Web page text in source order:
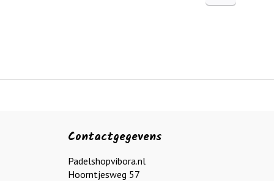
Contactgegevens
Padelshopvibora.nl
Hoorntjesweg 57